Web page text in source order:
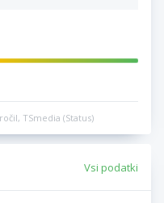
TSmedia (Status)
Vsi podatki